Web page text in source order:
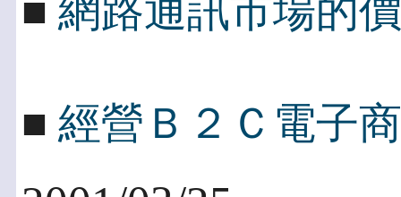
■ 網路通訊市場的
■ 經營Ｂ２Ｃ電子